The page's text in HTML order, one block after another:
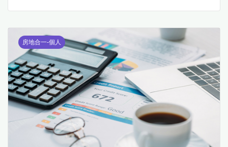
房地合一-個人